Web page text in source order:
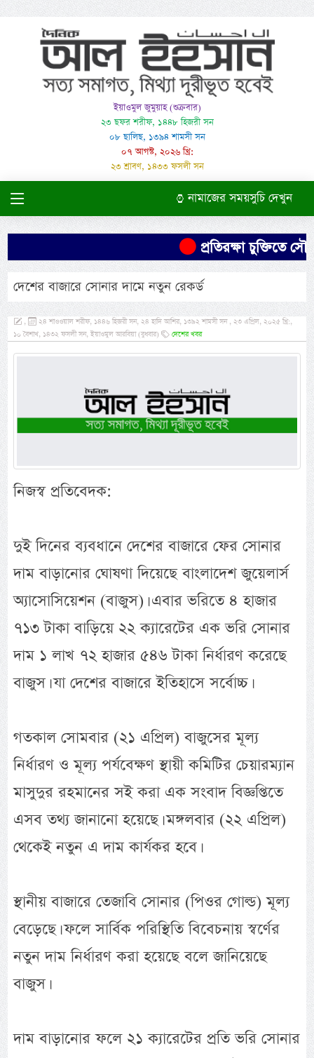
ইয়াওমুল জুমুয়াহ (শুক্রবার)
২৩ ছফর শরীফ, ১৪৪৮ হিজরী সন
০৮ ছালিছ, ১৩৯৪ শামসী সন
০৭ আগস্ট, ২০২৬ খ্রি:
২৩ শ্রাবণ, ১৪৩৩ ফসলী সন
নামাজের সময়সুচি দেখুন
প্রতিরক্ষা চুক্তিতে
দেশের বাজারে সোনার দামে নতুন রেকর্ড
,
২৪ শাওওয়াল শরীফ, ১৪৪৬ হিজরী সন, ২৪ হাদি আশির, ১৩৯২ শামসী সন , ২৩ এপ্রিল, ২০২৫ খ্রি:,
১০ বৈশাখ, ১৪৩২ ফসলী সন, ইয়াওমুল আরবিয়া (বুধবার)
দেশের খবর
নিজস্ব প্রতিবেদক:
দুই দিনের ব্যবধানে দেশের বাজারে ফের সোনার
দাম বাড়ানোর ঘোষণা দিয়েছে বাংলাদেশ জুয়েলার্স
অ্যাসোসিয়েশন (বাজুস)। এবার ভরিতে ৪ হাজার
৭১৩ টাকা বাড়িয়ে ২২ ক্যারেটের এক ভরি সোনার
দাম ১ লাখ ৭২ হাজার ৫৪৬ টাকা নির্ধারণ করেছে
বাজুস। যা দেশের বাজারে ইতিহাসে সর্বোচ্চ।
গতকাল সোমবার (২১ এপ্রিল) বাজুসের মূল্য
নির্ধারণ ও মূল্য পর্যবেক্ষণ স্থায়ী কমিটির চেয়ারম্যান
মাসুদুর রহমানের সই করা এক সংবাদ বিজ্ঞপ্তিতে
এসব তথ্য জানানো হয়েছে। মঙ্গলবার (২২ এপ্রিল)
থেকেই নতুন এ দাম কার্যকর হবে।
স্থানীয় বাজারে তেজাবি সোনার (পিওর গোল্ড) মূল্য
বেড়েছে। ফলে সার্বিক পরিস্থিতি বিবেচনায় স্বর্ণের
নতুন দাম নির্ধারণ করা হয়েছে বলে জানিয়েছে
বাজুস।
দাম বাড়ানোর ফলে ২১ ক্যারেটের প্রতি ভরি সোনার